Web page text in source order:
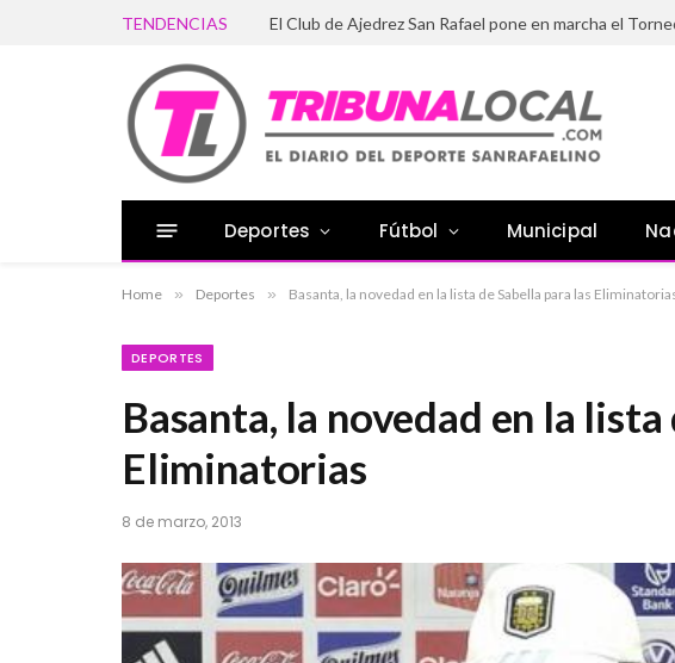
TENDENCIAS El Club de Ajedrez San Rafael pone en marcha el
Deportes Fútbol Municipal
Home » Deportes » Basanta, la novedad en la lista de Sabella para las
DEPORTES
Basanta, la novedad en la lista
Eliminatorias
8 de marzo, 2013